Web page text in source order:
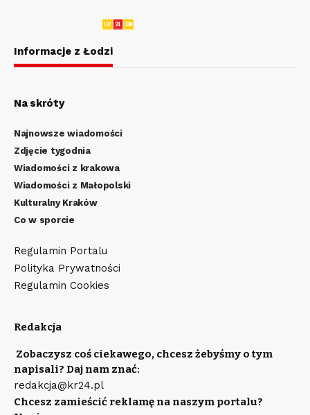
Informacje z Łodzi
Na skróty
Najnowsze wiadomości
Zdjęcie tygodnia
Wiadomości z krakowa
Wiadomości z Małopolski
Kulturalny Kraków
Co w sporcie
Regulamin Portalu
Polityka Prywatności
Regulamin Cookies
Redakcja
Zobaczysz coś ciekawego, chcesz żebyśmy o tym
napisali? Daj nam znać:
redakcja@kr24.pl
Chcesz zamieścić reklamę na naszym portalu?